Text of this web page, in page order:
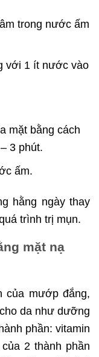
trong nước ấm
với 1 ít nước vào
mặt bằng cách
3 phút.
ấm.
hằng ngày thay
trình trị mụn.
mặt nạ
của mướp đắng,
da như dưỡng
phần: vitamin
2 thành phần